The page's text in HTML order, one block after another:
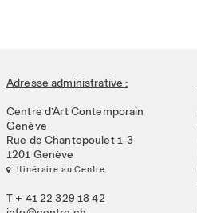
Adresse administrative :
Centre d’Art Contemporain
Genève
Rue de Chantepoulet 1-3
1201 Genève
 Itinéraire au Centre
T + 41 22 329 18 42